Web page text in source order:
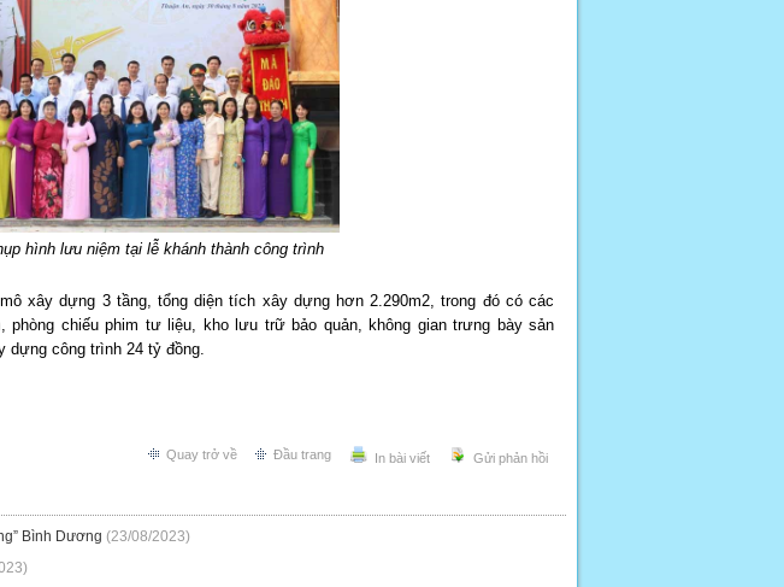
hình lưu niệm tại lễ khánh thành công trình
xây dựng 3 tầng, tổng diện tích xây dựng hơn 2.290m2, trong đó có các
phòng chiếu phim tư liệu, kho lưu trữ bảo quản, không gian trưng bày sản
dựng công trình 24 tỷ đồng.
Gửi phản hồi
In bài viết
Đầu trang
Quay trở về
Bình Dương (23/08/2023)